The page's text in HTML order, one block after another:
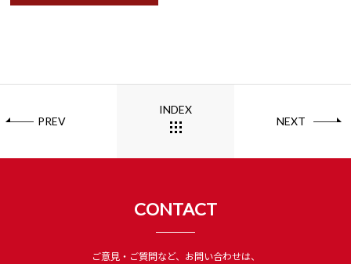
PREV
INDEX
NEXT
CONTACT
ご意見・ご質問など、お問い合わせは、